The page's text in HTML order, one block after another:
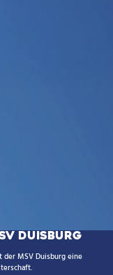
DUISBURG
MSV Duisburg eine